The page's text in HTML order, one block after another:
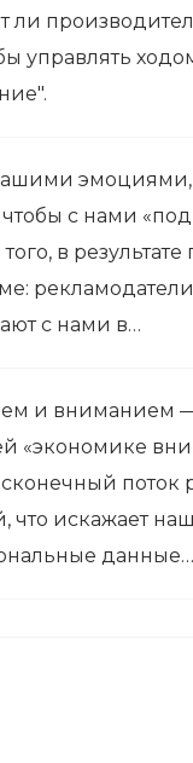
ли
управлять
чтобы с нами
в
с нами в…
и вниманием
«экономике
что искажает
данные…